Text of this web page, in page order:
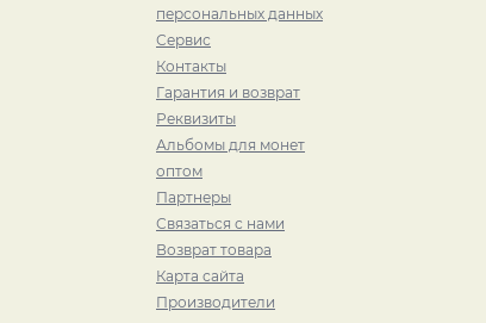
персональных данных
Сервис
Контакты
Гарантия и возврат
Реквизиты
Альбомы для монет
оптом
Партнеры
Связаться с нами
Возврат товара
Карта сайта
Производители